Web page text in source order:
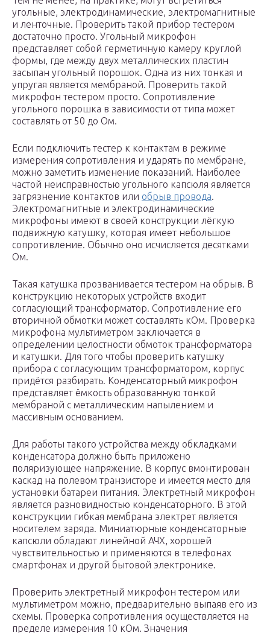
угольные, электродинамические, электромагнитные
и ленточные. Проверить такой прибор тестером
достаточно просто. Угольный микрофон
представляет собой герметичную камеру круглой
формы, где между двух металлических пластин
засыпан угольный порошок. Одна из них тонкая и
упругая является мембраной. Проверить такой
микрофон тестером просто. Сопротивление
угольного порошка в зависимости от типа может
составлять от 50 до Ом.
Если подключить тестер к контактам в режиме
измерения сопротивления и ударять по мембране,
можно заметить изменение показаний. Наиболее
частой неисправностью угольного капсюля является
загрязнение контактов или обрыв провода.
Электромагнитные и электродинамические
микрофоны имеют в своей конструкции лёгкую
подвижную катушку, которая имеет небольшое
сопротивление. Обычно оно исчисляется десятками
Ом.
Такая катушка прозванивается тестером на обрыв. В
конструкцию некоторых устройств входит
согласующий трансформатор. Сопротивление его
вторичной обмотки может составлять кОм. Проверка
микрофона мультиметром заключается в
определении целостности обмоток трансформатора
и катушки. Для того чтобы проверить катушку
прибора с согласующим трансформатором, корпус
придётся разбирать. Конденсаторный микрофон
представляет ёмкость образованную тонкой
мембраной с металлическим напылением и
массивным основанием.
Для работы такого устройства между обкладками
конденсатора должно быть приложено
поляризующее напряжение. В корпус вмонтирован
каскад на полевом транзисторе и имеется место для
установки батареи питания. Электретный микрофон
является разновидностью конденсаторного. В этой
конструкции гибкая мембрана электрет является
носителем заряда. Миниатюрные конденсаторные
капсюли обладают линейной АЧХ, хорошей
чувствительностью и применяются в телефонах
смартфонах и другой бытовой электронике.
Проверить электретный микрофон тестером или
мультиметром можно, предварительно выпаяв его из
схемы. Проверка сопротивления осуществляется на
пределе измерения 10 кОм. Значения